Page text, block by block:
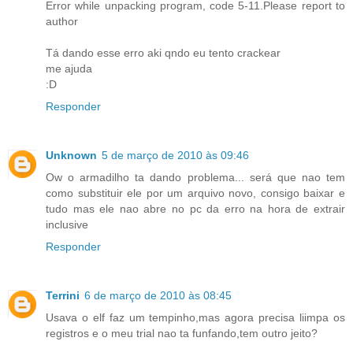
Error while unpacking program, code 5-11.Please report to
author
Tá dando esse erro aki qndo eu tento crackear
me ajuda
:D
Responder
Unknown 5 de março de 2010 às 09:46
Ow o armadilho ta dando problema... será que nao tem
como substituir ele por um arquivo novo, consigo baixar e
tudo mas ele nao abre no pc da erro na hora de extrair
inclusive
Responder
Terrini 6 de março de 2010 às 08:45
Usava o elf faz um tempinho,mas agora precisa liimpa os
registros e o meu trial nao ta funfando,tem outro jeito?